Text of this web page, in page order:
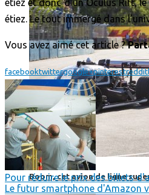
Boom, cet avion de ligne
étiez et donc d’un Oculus Rift,
étiez. Le tout immergé dans
Vous avez aimé cet article ?
facebooktwittergoogle+pinterestreddit
Pour réduire le prix des billets
Le futur smartphone d'Amazon